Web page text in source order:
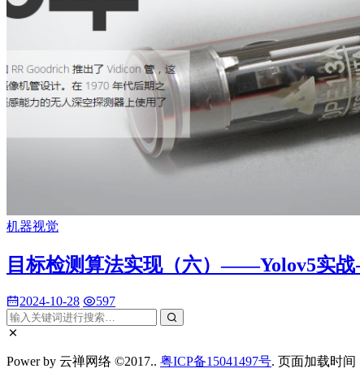
机器视觉
目标检测算法实现（六）——Yolov5实战
2024-10-28 597
Power by 云禅网络 ©2017.. 粤ICP备15041497号. 页面加载时间